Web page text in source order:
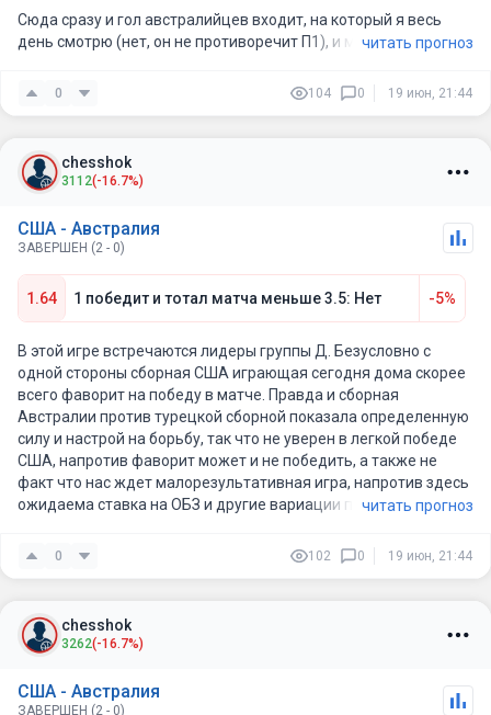
Сюда сразу и гол австралийцев входит, на который я весь
день смотрю (нет, он не противоречит П1), и минумум двуха
0:0 тем более – не верю.
Австралии с её контрвыпадами шансов будет ещё больше,
чем с Турцией.
читать прогноз
0 104 0 19 июн, 21:44
chesshok
3112(-16.7%)
США - Австралия
ЗАВЕРШЕН (2 - 0)
1.64 1 победит и тотал матча меньше 3.5: Нет -5%
В этой игре встречаются лидеры группы Д. Безусловно с
одной стороны сборная США играющая сегодня дома скорее
всего фаворит на победу в матче. Правда и сборная
Австралии против турецкой сборной показала определенную
силу и настрой на борьбу, так что не уверен в легкой победе
США, напротив фаворит может и не победить, а также не
факт что нас ждет малорезультативная игра, напротив здесь
ожидаема ставка на ОБЗ и другие вариации по счету матча.
читать прогноз
0 102 0 19 июн, 21:44
chesshok
3262(-16.7%)
США - Австралия
ЗАВЕРШЕН (2 - 0)